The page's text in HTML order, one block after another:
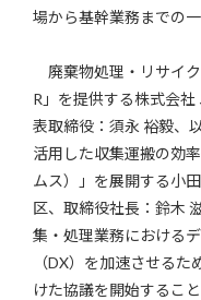
場から基幹業務までの
廃棄物処理・リサイ
R」を提供する株式会
表取締役：須永 裕毅、
活用した収集運搬の効
ムス）」を展開する小
区、取締役社長：鈴木
集・処理業務における
（DX）を加速させる
けた協議を開始するこ